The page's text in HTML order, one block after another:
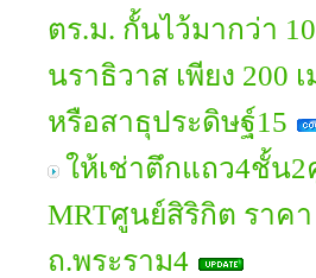
ตร.ม. กั้นไว้มากว่า
นราธิวาส เพียง 200
หรือสาธุประดิษฐ์15
ให้เช่าตึกแถว4ชั้น
MRTศูนย์สิริกิต ราค
ถ.พระราม4